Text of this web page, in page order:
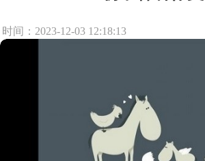
时间：2023-12-03 12:18:13